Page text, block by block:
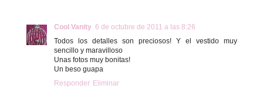
Cool Vanity 6 de octubre de 2011 a las 8:26
Todos los detalles son preciosos! Y el vestido muy
sencillo y maravilloso
Unas fotos muy bonitas!
Un beso guapa
Responder Eliminar